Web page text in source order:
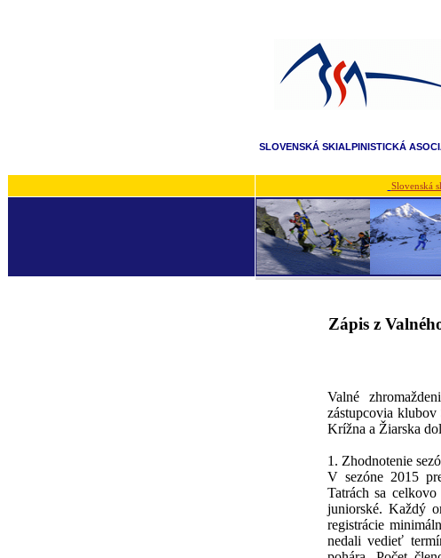
SLOVENSKÁ SKIALPINISTICKÁ
Slovenská
Zápis z
Valné
zástupcovia
Krížna a Žiarska
1. Zhodnotenie
V sezóne 2015
Tatrách sa
juniorské. Každý
registrácie
nedali vedieť